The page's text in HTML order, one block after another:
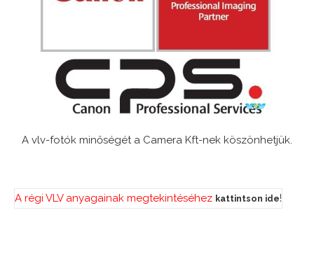
A vlv-fotók minőségét a Camera Kft-nek köszönhetjük.
A régi VLV anyagainak megtekintéséhez kattintson ide!